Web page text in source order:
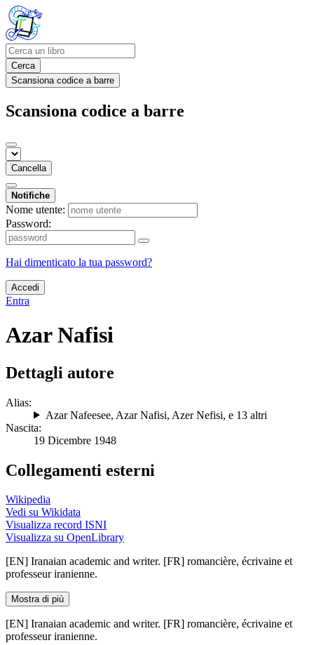
Cerca
Scansiona codice a barre
Scansiona codice a barre
Cancella
Notifiche
Nome utente:
Password:
Hai dimenticato la tua password?
Accedi
Entra
Azar Nafisi
Dettagli autore
Alias:
Azar Nafeesee, Azar Nafisi, Azer Nefisi, e 13 altri
Nascita:
19 Dicembre 1948
Collegamenti esterni
Wikipedia
Vedi su Wikidata
Visualizza record ISNI
Visualizza su OpenLibrary
[EN] Iranaian academic and writer. [FR] romancière, écrivaine et
professeur iranienne.
Mostra di più
[EN] Iranaian academic and writer. [FR] romancière, écrivaine et
professeur iranienne.